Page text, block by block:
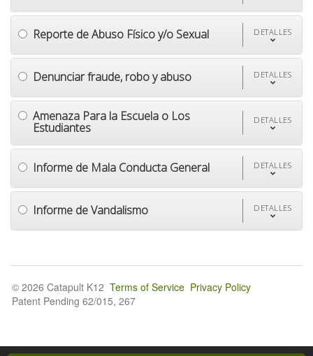
Reporte de Abuso Físico y/o Sexual DETALLES
Denunciar fraude, robo y abuso DETALLES
Amenaza Para la Escuela o Los
Estudiantes
DETALLES
Informe de Mala Conducta General DETALLES
Informe de Vandalismo DETALLES
© 2026 Catapult K12 Terms of Service Privacy Policy
Patent Pending 62/015, 267